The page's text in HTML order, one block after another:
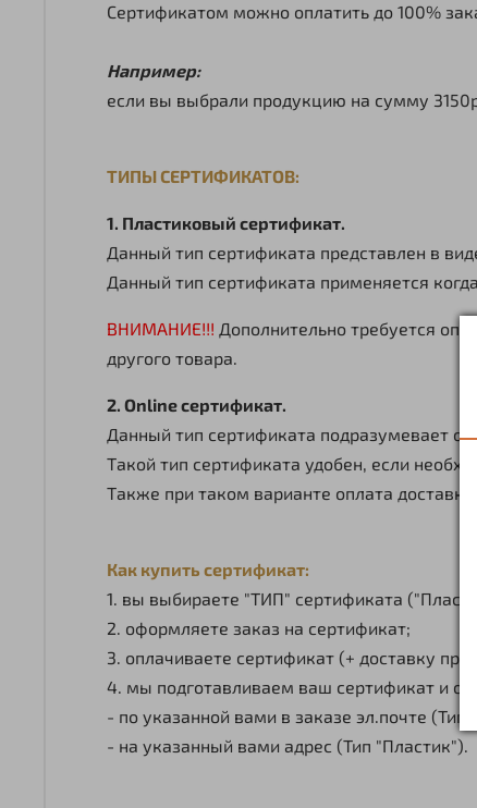
Сертификатом можно оплатить до 100%
Например:
если вы выбрали продукцию на сумму
ТИПЫ СЕРТИФИКАТОВ:
1. Пластиковый сертификат.
Данный тип сертификата представлен в
Данный тип сертификата применяется
ВНИМАНИЕ!!! Дополнительно требуется
другого товара.
2. Online сертификат.
Данный тип сертификата подразумевает
Такой тип сертификата удобен, если
Также при таком варианте оплата
Как купить сертификат:
1. вы выбираете "ТИП" сертификата
2. оформляете заказ на сертификат;
3. оплачиваете сертификат (+ доставку
4. мы подготавливаем ваш сертификат и
- по указанной вами в заказе эл.почте (Тип
- на указанный вами адрес (Тип "Пластик").